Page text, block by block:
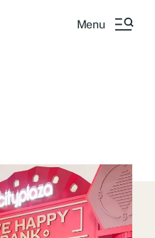
Menu